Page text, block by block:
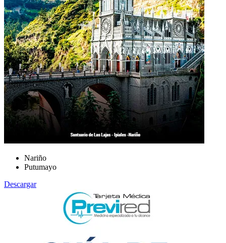
Nariño
Putumayo
Descargar